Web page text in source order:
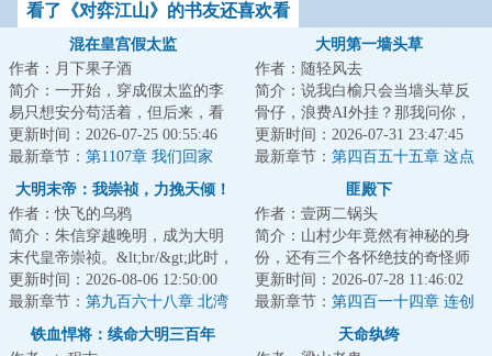
看了《对弈江山》的书友还喜欢看
混在皇宫假太监
作者：月下果子酒
简介：一开始，穿成假太监的李
易只想安分苟活着，但后来，看
着高贵雍容的皇后，李易心思变
了。“江山你坐...
更新时间：2026-07-25 00:55:46
最新章节： 第1107章 我们回家
大明第一墙头草
作者：随轻风去
简介：说我白榆只会当墙头草反
骨仔，浪费AI外挂？那我问你，
大明内阁这十来年是不是换了五
个首辅？司礼监...
更新时间：2026-07-31 23:47:45
最新章节： 第四百五十五章 这点
钱够干什么的
大明末帝：我崇祯，力挽天倾！
作者：快飞的乌鸦
简介：朱信穿越晚明，成为大明
末代皇帝崇祯。&lt;br/&gt;此时，
大明王朝经历了两百多年，早已
腐朽不堪，...
更新时间：2026-08-06 12:50:00
最新章节： 第九百六十八章 北湾
夺岛
匪殿下
作者：壹两二锅头
简介：山村少年竟然有神秘的身
份，还有三个各怀绝技的奇怪师
父，这少年究竟是谁，他将肩负
什么样的使命，...
更新时间：2026-07-28 11:46:02
最新章节： 第四百一十四章 连创
铁血悍将：续命大明三百年
天命纨绔